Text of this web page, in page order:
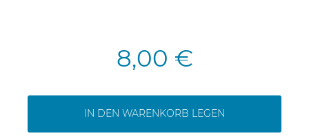
8,00 €
IN DEN WARENKORB LEGEN